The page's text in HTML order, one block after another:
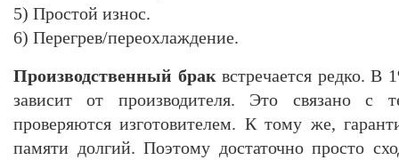
5) Простой износ.
6) Перегрев/переохлаждение.
Производственный брак встречается редко. В
зависит от производителя. Это связано с
проверяются изготовителем. К тому же,
памяти долгий. Поэтому достаточно просто